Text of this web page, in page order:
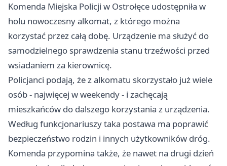
Komenda Miejska Policji w Ostrołęce udostępniła w
holu nowoczesny alkomat, z którego można
korzystać przez całą dobę. Urządzenie ma służyć do
samodzielnego sprawdzenia stanu trzeźwości przed
wsiadaniem za kierownicę.
Policjanci podają, że z alkomatu skorzystało już wiele
osób - najwięcej w weekendy - i zachęcają
mieszkańców do dalszego korzystania z urządzenia.
Według funkcjonariuszy taka postawa ma poprawić
bezpieczeństwo rodzin i innych użytkowników dróg.
Komenda przypomina także, że nawet na drugi dzień